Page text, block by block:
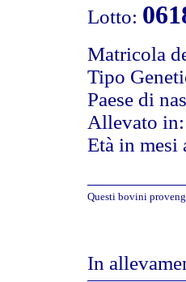
Lotto:
Matricola
Tipo
Paese di
Allevato in:
Età in mesi
Questi bovini
In